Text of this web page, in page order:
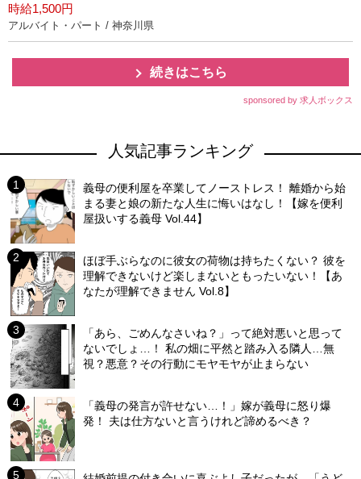
時給1,500円
アルバイト・パート / 神奈川県
続きはこちら
sponsored by 求人ボックス
人気記事ランキング
義母の便利屋を卒業してノーストレス！ 離婚から始
まる妻と娘の新たな人生に悔いはなし！【嫁を便利
屋扱いする義母 Vol.44】
ほぼ手ぶらなのに彼女の荷物は持ちたくない？ 彼を
理解できないけど楽しまないともったいない！【あ
なたが理解できません Vol.8】
「あら、ごめんなさいね？」って絶対悪いと思って
ないでしょ…！ 私の畑に平然と踏み入る隣人…無
視？悪意？その行動にモヤモヤが止まらない
「義母の発言が許せない…！」嫁が義母に怒り爆
発！ 夫は仕方ないと言うけれど諦めるべき？